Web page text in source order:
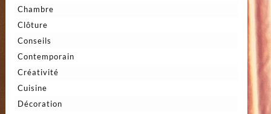
Chambre
Clôture
Conseils
Contemporain
Créativité
Cuisine
Décoration